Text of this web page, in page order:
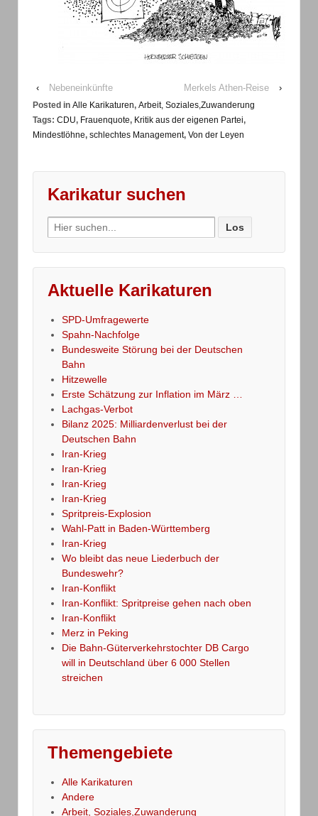
‹ Nebeneinkünfte Merkels Athen-Reise ›
Posted in Alle Karikaturen, Arbeit, Soziales,Zuwanderung
Tags: CDU, Frauenquote, Kritik aus der eigenen Partei,
Mindestlöhne, schlechtes Management, Von der Leyen
Karikatur suchen
Search
for:
Aktuelle Karikaturen
SPD-Umfragewerte
Spahn-Nachfolge
Bundesweite Störung bei der Deutschen
Bahn
Hitzewelle
Erste Schätzung zur Inflation im März …
Lachgas-Verbot
Bilanz 2025: Milliardenverlust bei der
Deutschen Bahn
Iran-Krieg
Iran-Krieg
Iran-Krieg
Iran-Krieg
Spritpreis-Explosion
Wahl-Patt in Baden-Württemberg
Iran-Krieg
Wo bleibt das neue Liederbuch der
Bundeswehr?
Iran-Konflikt
Iran-Konflikt: Spritpreise gehen nach oben
Iran-Konflikt
Merz in Peking
Die Bahn-Güterverkehrstochter DB Cargo
will in Deutschland über 6 000 Stellen
streichen
Themengebiete
Alle Karikaturen
Andere
Arbeit, Soziales,Zuwanderung